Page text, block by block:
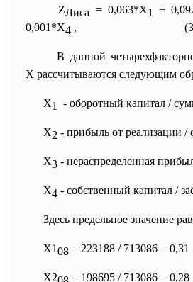
ZЛиса = 0,063*Х1 +
0,001*Х4 ,
В данной
Х рассчитываются следующим
Х1 - оборотный капитал /
Х2 - прибыль от реализации /
Х3 - нераспределенная
Х4 - собственный капитал /
Здесь предельное значение
Х108 = 223188 / 713086 = 0,31
Х2 = 198695 / 713086 = 0,28